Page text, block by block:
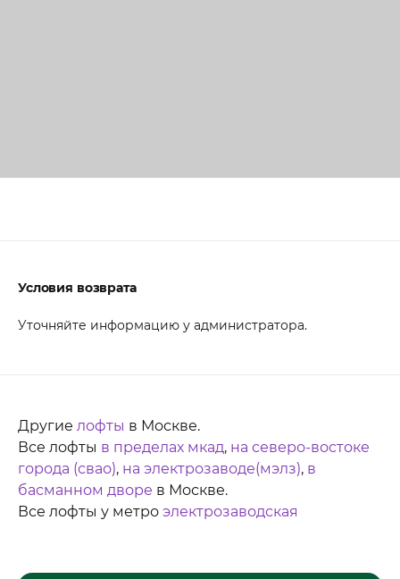
Условия возврата
Уточняйте информацию у администратора.
Другие лофты в Москве.
Все лофты в пределах мкад, на северо-востоке
города (свао), на электрозаводе(мэлз), в
басманном дворе в Москве.
Все лофты у метро электрозаводская